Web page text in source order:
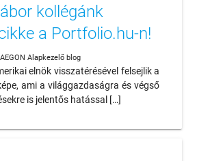
kollégánk
a Portfolio.hu-n!
Alapkezelő blog
elnök visszatérésével felsejlik a
ami a világgazdaságra és végső
is jelentős hatással […]